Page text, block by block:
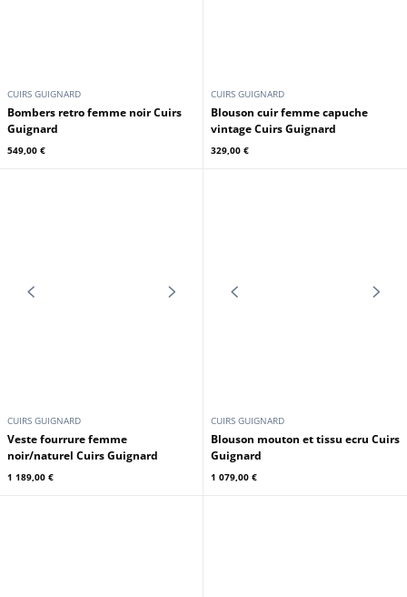
CUIRS GUIGNARD
Bombers retro femme noir Cuirs
Guignard
549,00 €
CUIRS GUIGNARD
Blouson cuir femme capuche
vintage Cuirs Guignard
329,00 €